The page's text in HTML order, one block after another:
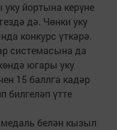
йортына керүне
дә. Чөнки уку
конкурс үткәрә.
системасына да
югары уку
15 баллга кадәр
билгеләп үтте
белән кызыл